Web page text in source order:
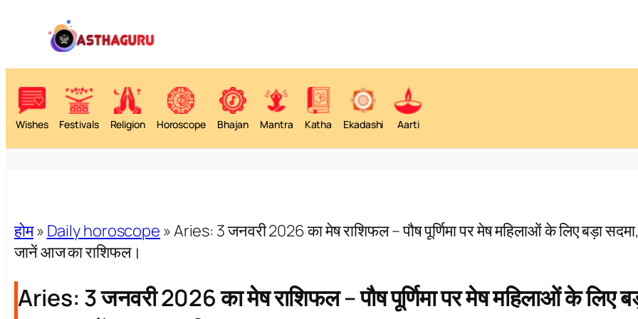
Wishes Festivals Religion Horoscope Bhajan Mantra Katha Ekadashi Aarti
होम» Daily horoscope »Aries: 3 जनवरी 2026 का मेष राशिफल – पौष पूर्णिमा पर मेष महिलाओं के लिए बड़ा
जानें आज का राशिफल।
Aries: 3 जनवरी 2026 का मेष राशिफल – पौष पूर्णिमा पर मेष महिलाओं के लिए